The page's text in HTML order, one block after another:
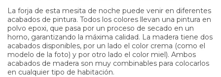
La forja de esta mesita de noche puede venir en diferentes
acabados de pintura. Todos los colores llevan una pintura en
polvo epoxi, que pasa por un proceso de secado en un
horno, garantizando la máxima calidad. La madera tiene dos
acabados disponibles, por un lado el color crema (como el
modelo de la foto) y por otro lado el color miel). Ambos
acabados de madera son muy combinables para colocarlos
en cualquier tipo de habitación.